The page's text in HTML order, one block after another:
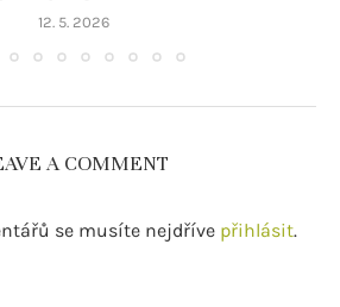
12. 5. 2026
A COMMENT
se musíte nejdříve přihlásit.